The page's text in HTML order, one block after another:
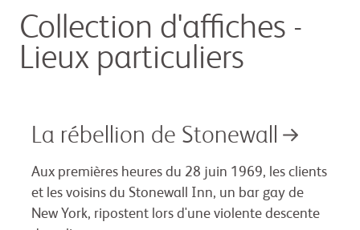
Collection d'affiches -
Lieux particuliers
La rébellion de Stonewall
Aux premières heures du 28 juin 1969, les clients
et les voisins du Stonewall Inn, un bar gay de
New York, ripostent lors d'une violente descente